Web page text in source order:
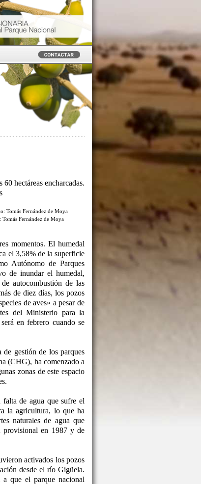
hectáreas encharcadas.
Fernández de Moya
momentos. El humedal
el 3,58% de la superficie
Autónomo de Parques
de inundar el humedal,
autocombustión de las
de diez días, los pozos
de aves» a pesar de
del Ministerio para la
en febrero cuando se
gestión de los parques
(CHG), ha comenzado a
zonas de este espacio
de agua que sufre el
la agricultura, lo que ha
naturales de agua que
provisional en 1987 y de
activados los pozos
desde el río Gigüela.
que el parque nacional